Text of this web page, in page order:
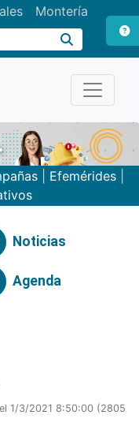
Montería
| Efemérides|
Noticias
Agenda
el 1/3/2021 8:50:00 (2805